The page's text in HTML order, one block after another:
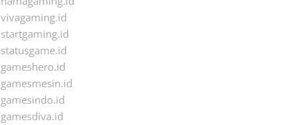
vivagaming.id
startgaming.id
statusgame.id
gameshero.id
gamesmesin.id
gamesindo.id
gamesdiva.id